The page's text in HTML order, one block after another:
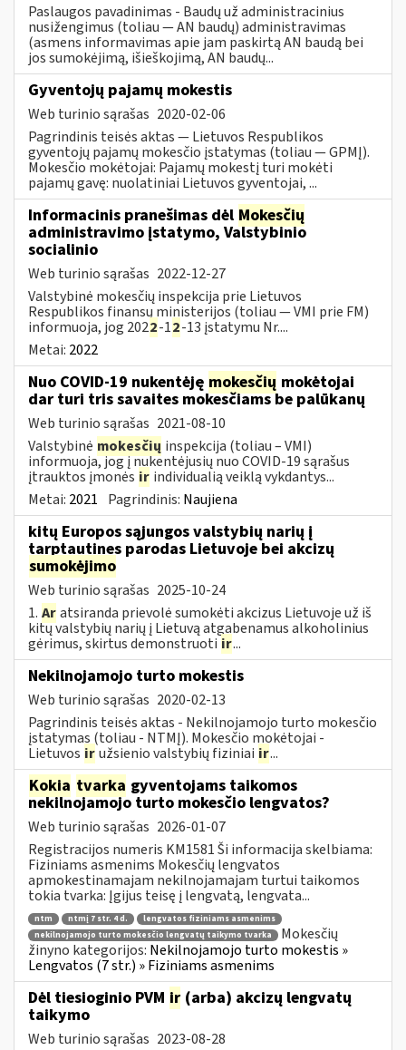
Paslaugos pavadinimas - Baudų už administracinius
nusižengimus (toliau — AN baudų) administravimas
(asmens informavimas apie jam paskirtą AN baudą bei
jos sumokėjimą, išieškojimą, AN baudų...
Gyventojų pajamų mokestis
Web turinio sąrašas 2020-02-06
Pagrindinis teisės aktas — Lietuvos Respublikos
gyventojų pajamų mokesčio įstatymas (toliau — GPMĮ).
Mokesčio mokėtojai: Pajamų mokestį turi mokėti
pajamų gavę: nuolatiniai Lietuvos gyventojai, ...
Informacinis pranešimas dėl Mokesčių
administravimo įstatymo, Valstybinio
socialinio
Web turinio sąrašas 2022-12-27
Valstybinė mokesčių inspekcija prie Lietuvos
Respublikos finansų ministerijos (toliau — VMI prie FM)
informuoja, jog 2022-12-13 įstatymu Nr....
Metai: 2022
Nuo COVID-19 nukentėję mokesčių mokėtojai
dar turi tris savaites mokesčiams be palūkanų
Web turinio sąrašas 2021-08-10
Valstybinė mokesčių inspekcija (toliau – VMI)
informuoja, jog į nukentėjusių nuo COVID-19 sąrašus
įtrauktos įmonės ir individualią veiklą vykdantys...
Metai: 2021 Pagrindinis: Naujiena
kitų Europos sąjungos valstybių narių į
tarptautines parodas Lietuvoje bei akcizų
sumokėjimo
Web turinio sąrašas 2025-10-24
1. Aratsiranda prievolė sumokėti akcizus Lietuvoje už iš
kitų valstybių narių į Lietuvą atgabenamus alkoholinius
gėrimus, skirtus demonstruoti ir...
Nekilnojamojo turto mokestis
Web turinio sąrašas 2020-02-13
Pagrindinis teisės aktas - Nekilnojamojo turto mokesčio
įstatymas (toliau - NTMĮ). Mokesčio mokėtojai -
Lietuvos iružsienio valstybių fiziniai ir...
Kokia tvarka gyventojams taikomos
nekilnojamojo turto mokesčio lengvatos?
Web turinio sąrašas 2026-01-07
Registracijos numeris KM1581 Ši informacija skelbiama:
Fiziniams asmenims Mokesčių lengvatos
apmokestinamajam nekilnojamajam turtui taikomos
tokia tvarka: Įgijus teisę į lengvatą, lengvata...
ntm ntmį 7 str. 4 d.
lengvatos fiziniams asmenims
nekilnojamojo turto mokesčio lengvatų taikymo tvarka
Mokesčių
žinyno kategorijos: Nekilnojamojo turto mokestis »
Lengvatos (7 str.) » Fiziniams asmenims
Dėl tiesioginio PVM ir (arba) akcizų lengvatų
taikymo
Web turinio sąrašas 2023-08-28